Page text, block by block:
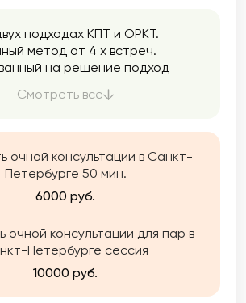
подходах КПТ и ОРКТ.
метод от 4 х встреч.
на решение подход
анализе и поиске причин
надежды, ресурсы,
и позитивные исключения.
Смотреть все
очной консультации в Санкт-
Петербурге 50 мин.
6000 руб.
очной консультации для пар в
Петербурге сессия
10000 руб.